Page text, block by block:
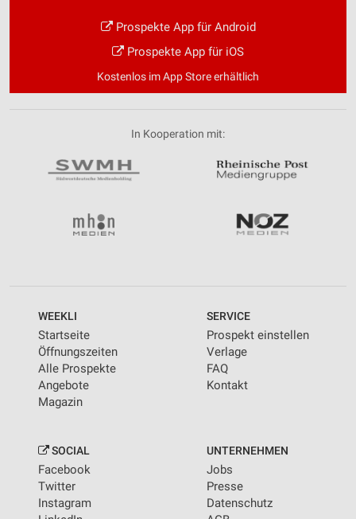
Prospekte App für Android
Prospekte App für iOS
Kostenlos im App Store erhältlich
In Kooperation mit:
WEEKLI
Startseite
Öffnungszeiten
Alle Prospekte
Angebote
Magazin
SERVICE
Prospekt einstellen
Verlage
FAQ
Kontakt
SOCIAL
Facebook
Twitter
Instagram
UNTERNEHMEN
Jobs
Presse
Datenschutz